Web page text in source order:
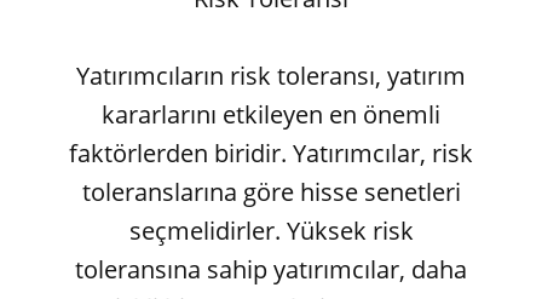
Yatırımcıların risk toleransı, yatırım
kararlarını etkileyen en önemli
faktörlerden biridir. Yatırımcılar, risk
toleranslarına göre hisse senetleri
seçmelidirler. Yüksek risk
toleransına sahip yatırımcılar, daha